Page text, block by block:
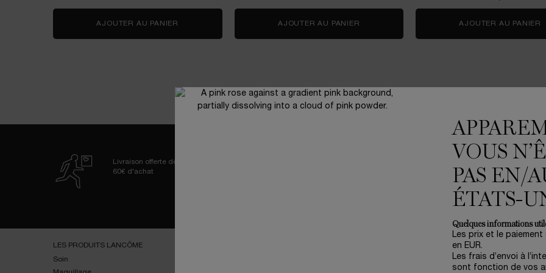
AJOUTER AU PANIER LA VIE EST BELLE VERY CHERRYAJOUTER AU PANIER COFFRET SOIN RÉNERGIE H.C.F. TRIPLE
AJOUTER AU PANIER
Livraison offerte dès
60€ d'achat
LES PRODUITS LANCÔME
Soin
VOUS
PAS EN/
ÉTATS-
Quelques informations
Les prix et le
en EUR.
Les frais d’envoi à
sont fonction de vos